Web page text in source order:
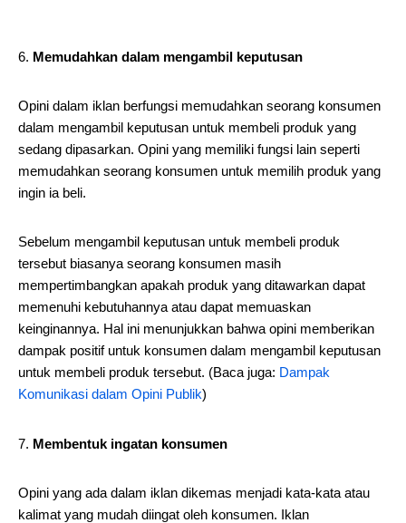
Memudahkan dalam mengambil keputusan
Opini dalam iklan berfungsi memudahkan seorang konsumen
dalam mengambil keputusan untuk membeli produk yang
sedang dipasarkan. Opini yang memiliki fungsi lain seperti
memudahkan seorang konsumen untuk memilih produk yang
ingin ia beli.
Sebelum mengambil keputusan untuk membeli produk
tersebut biasanya seorang konsumen masih
mempertimbangkan apakah produk yang ditawarkan dapat
memenuhi kebutuhannya atau dapat memuaskan
keinginannya. Hal ini menunjukkan bahwa opini memberikan
dampak positif untuk konsumen dalam mengambil keputusan
untuk membeli produk tersebut. (Baca juga: Dampak
Komunikasi dalam Opini Publik)
Membentuk ingatan konsumen
Opini yang ada dalam iklan dikemas menjadi kata-kata atau
kalimat yang mudah diingat oleh konsumen. Iklan